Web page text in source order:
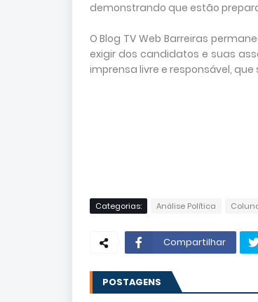
demonstrando que estão
O Blog TV Web Barreiras
exigir dos candidatos e suas
imprensa livre e responsável,
Categorias: Análise Política
Compartilhar
POSTAGENS